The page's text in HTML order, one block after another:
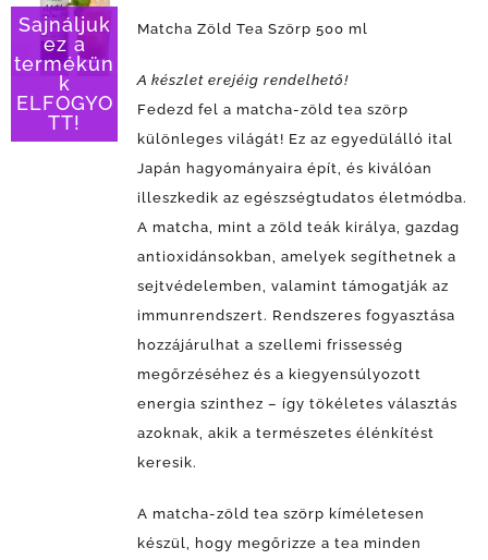
Sajnáljuk
ez a
termékün
k
ELFOGYO
TT!
Matcha Zöld Tea Szörp 500 ml
A készlet erejéig rendelhető!
Fedezd fel a matcha-zöld tea szörp
különleges világát! Ez az egyedülálló ital
Japán hagyományaira épít, és kiválóan
illeszkedik az egészségtudatos életmódba.
A matcha, mint a zöld teák királya, gazdag
antioxidánsokban, amelyek segíthetnek a
sejtvédelemben, valamint támogatják az
immunrendszert. Rendszeres fogyasztása
hozzájárulhat a szellemi frissesség
megőrzéséhez és a kiegyensúlyozott
energia szinthez – így tökéletes választás
azoknak, akik a természetes élénkítést
keresik.
A matcha-zöld tea szörp kíméletesen
készül, hogy megőrizze a tea minden